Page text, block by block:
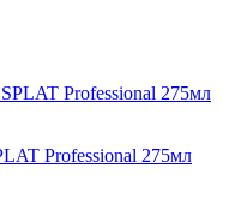
Professional 275мл